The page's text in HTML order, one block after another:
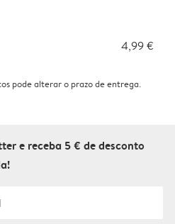
4,99 €
pode alterar o prazo de entrega.
e receba 5 € de desconto